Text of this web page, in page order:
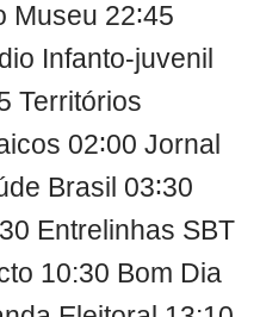
Museu 22∶45
Infanto-juvenil
Territórios
02∶00 Jornal
Brasil 03∶30
Entrelinhas SBT
10:30 Bom Dia